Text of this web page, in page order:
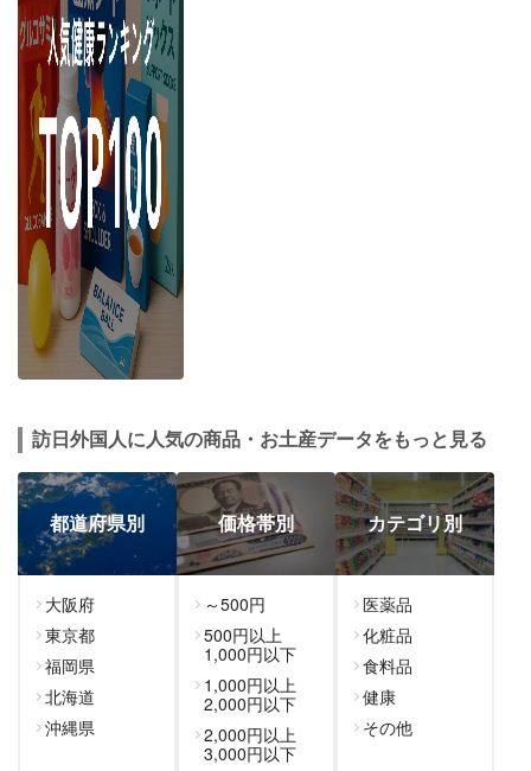
訪日外国人に人気の商品・お土産データをもっと見る
都道府県別
大阪府
東京都
福岡県
北海道
沖縄県
価格帯別
～500円
500円以上
1,000円以下
1,000円以上
2,000円以下
2,000円以上
3,000円以下
カテゴリ別
医薬品
化粧品
食料品
健康
その他